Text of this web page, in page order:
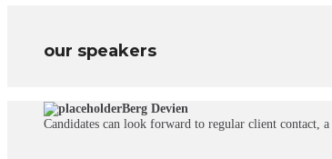
our speakers
Berg Devien
Candidates can look forward to regular client contact, a